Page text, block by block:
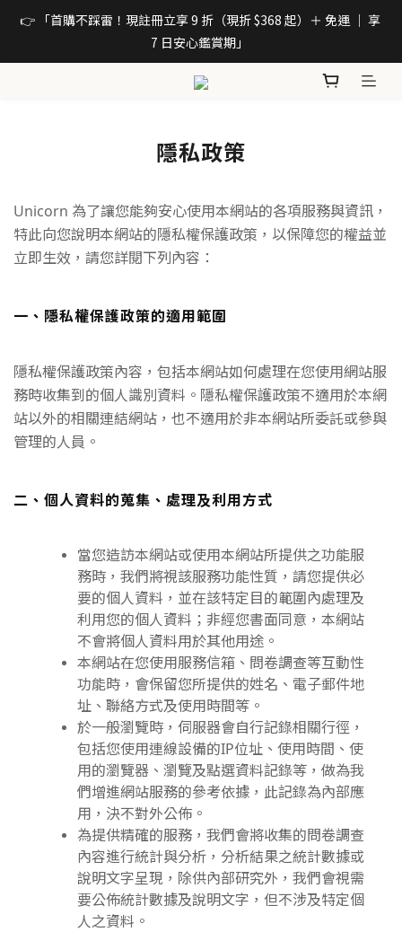
👉 「首購不踩雷！現註冊立享 9 折（現折 $368 起）＋ 免運 ｜ 享
7 日安心鑑賞期」
隱私政策
Unicorn 為了讓您能夠安心使用本網站的各項服務與資訊，
特此向您說明本網站的隱私權保護政策，以保障您的權益並
立即生效，請您詳閱下列內容：
一、隱私權保護政策的適用範圍
隱私權保護政策內容，包括本網站如何處理在您使用網站服
務時收集到的個人識別資料。隱私權保護政策不適用於本網
站以外的相關連結網站，也不適用於非本網站所委託或參與
管理的人員。
二、個人資料的蒐集、處理及利用方式
當您造訪本網站或使用本網站所提供之功能服
務時，我們將視該服務功能性質，請您提供必
要的個人資料，並在該特定目的範圍內處理及
利用您的個人資料；非經您書面同意，本網站
不會將個人資料用於其他用途。
本網站在您使用服務信箱、問卷調查等互動性
功能時，會保留您所提供的姓名、電子郵件地
址、聯絡方式及使用時間等。
於一般瀏覽時，伺服器會自行記錄相關行徑，
包括您使用連線設備的IP位址、使用時間、使
用的瀏覽器、瀏覽及點選資料記錄等，做為我
們增進網站服務的參考依據，此記錄為內部應
用，決不對外公佈。
為提供精確的服務，我們會將收集的問卷調查
內容進行統計與分析，分析結果之統計數據或
說明文字呈現，除供內部研究外，我們會視需
要公佈統計數據及說明文字，但不涉及特定個
人之資料。